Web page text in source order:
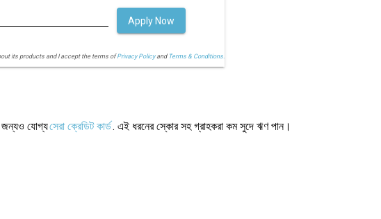
its products and I accept the terms ofPrivacy Policyand Terms & Conditions.
Apply Now
জন্যও যোগ্যসেরা ক্রেডিট কার্ড. এই ধরনের স্কোর সহ গ্রাহকরা কম সুদে ঋণ পান।